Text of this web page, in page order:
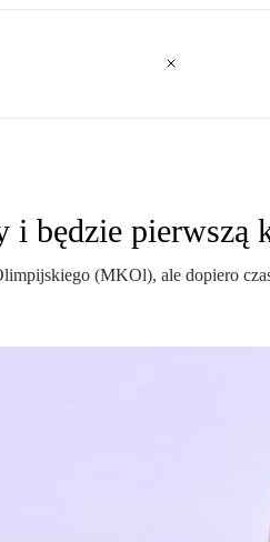
będzie pierwszą
(MKOl), ale dopiero